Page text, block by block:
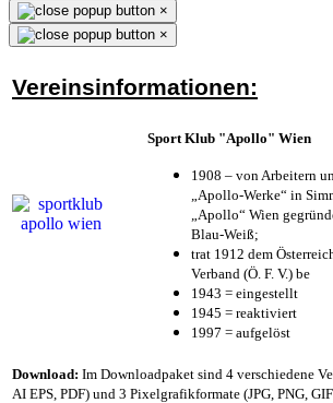
×
×
Vereinsinformationen:
Sport Klub "Apollo" Wien
1908 – von Arbeitern
„Apollo-Werke“ in
„Apollo“ Wien
Blau-Weiß;
trat 1912 dem
Verband (Ö. F. V.) be
1943 = eingestellt
1945 = reaktiviert
1997 = aufgelöst
Download: Im Downloadpaket sind 4 verschiedene
AI EPS, PDF) und 3 Pixelgrafikformate (JPG, PNG,